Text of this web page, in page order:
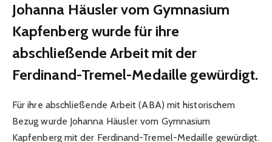
Johanna Häusler vom Gymnasium
Kapfenberg wurde für ihre
abschließende Arbeit mit der
Ferdinand-Tremel-Medaille gewürdigt.
Für ihre abschließende Arbeit (ABA) mit historischem
Bezug wurde Johanna Häusler vom Gymnasium
Kapfenberg mit der Ferdinand-Tremel-Medaille gewürdigt.